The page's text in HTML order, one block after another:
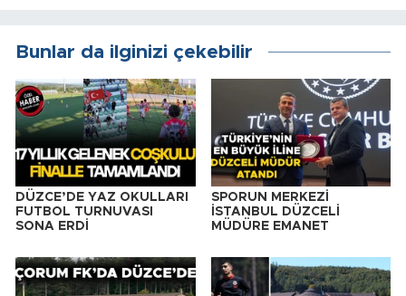
Bunlar da ilginizi çekebilir
DÜZCE’DE YAZ OKULLARI
FUTBOL TURNUVASI
SONA ERDİ
SPORUN MERKEZİ
İSTANBUL DÜZCELİ
MÜDÜRE EMANET